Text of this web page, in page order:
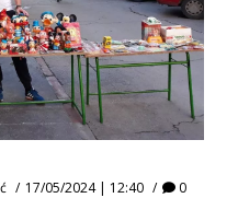
17/05/2024 | 12:40 0